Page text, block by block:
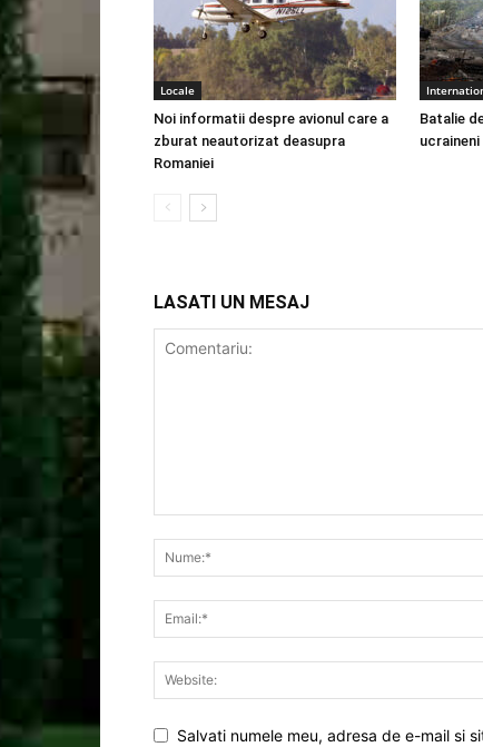
Locale
Noi informatii despre avionul care a
zburat neautorizat deasupra
Romaniei
Batalie
LASATI UN MESAJ
Salvati numele meu, adresa de e-mail si